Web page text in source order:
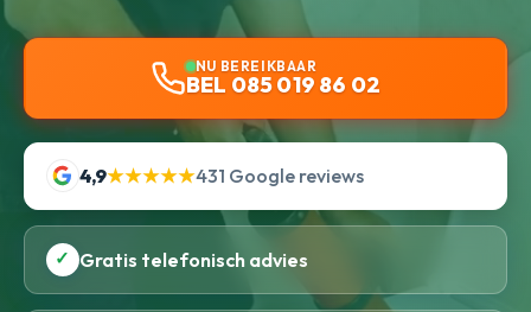
NU BEREIKBAAR
BEL 085 019 86 02
4,9★★★★★431 Google reviews
✓ Gratis telefonisch advies